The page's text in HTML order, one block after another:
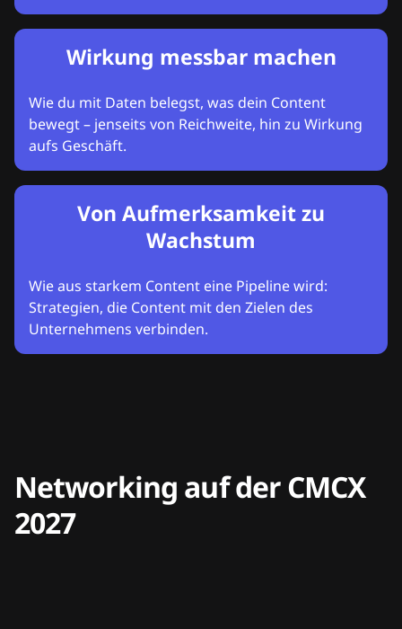
Wirkung messbar machen
Wie du mit Daten belegst, was dein Content
bewegt – jenseits von Reichweite, hin zu Wirkung
aufs Geschäft.
Von Aufmerksamkeit zu
Wachstum
Wie aus starkem Content eine Pipeline wird:
Strategien, die Content mit den Zielen des
Unternehmens verbinden.
Networking auf der CMCX
2027